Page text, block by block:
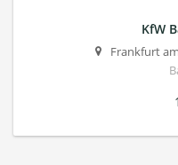
KfW
Frankfurt